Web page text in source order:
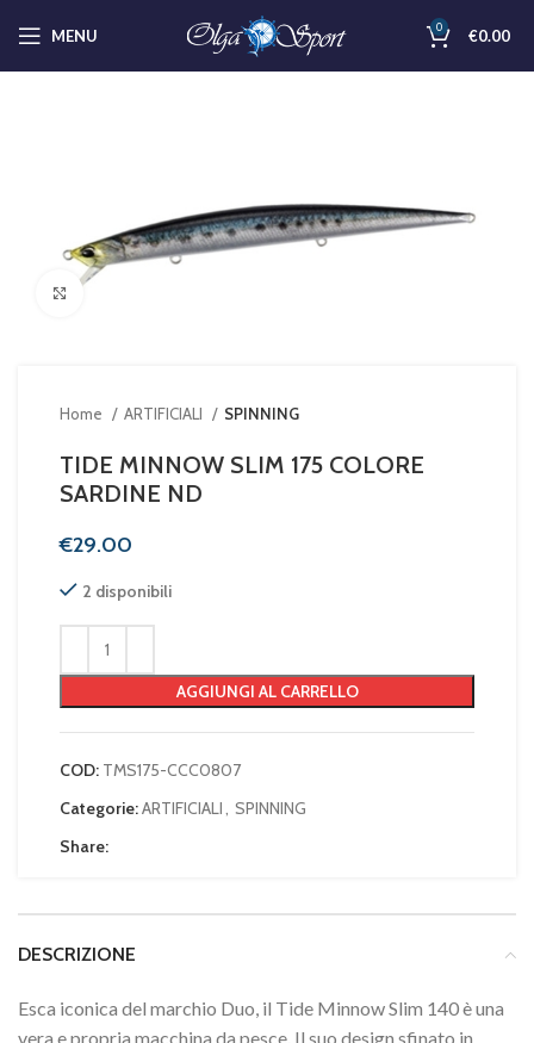
MENU 0 €0.00
Home ARTIFICIALI SPINNING
TIDE MINNOW SLIM 175 COLORE
SARDINE ND
€
2 disponibili
AGGIUNGI AL CARRELLO
COD: TMS175-CCC0807
Categorie:ARTIFICIALI, SPINNING
Share:
DESCRIZIONE
Esca iconica del marchio Duo, il Tide Minnow Slim 140 è una
vera e propria macchina da pesce. Il suo design sfinato in